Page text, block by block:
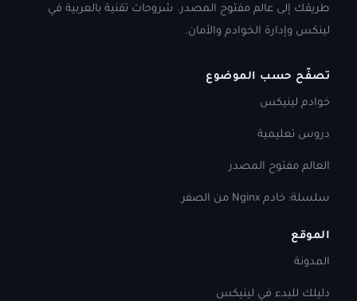
طريقك إلى عالم مفتوح المصدر. شروحات تقنية بالعربية في
لينكس وإدارة الخوادم والأمان.
تصفّح حسب الموضوع
خوادم لينيكس
دروس تعليمية
العالم مفتوح المصدر
سلسلة: خادم Nginx من الصفر
الموقع
المدونة
دليلك للبدء في لينيكس